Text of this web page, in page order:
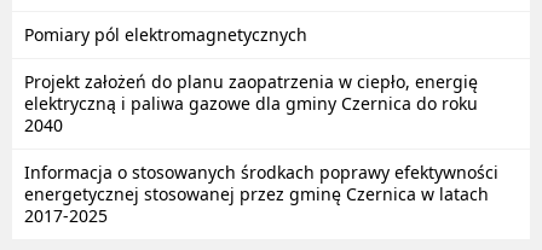
Pomiary pól elektromagnetycznych
Projekt założeń do planu zaopatrzenia w ciepło, energię
elektryczną i paliwa gazowe dla gminy Czernica do roku
2040
Informacja o stosowanych środkach poprawy efektywności
energetycznej stosowanej przez gminę Czernica w latach
2017-2025